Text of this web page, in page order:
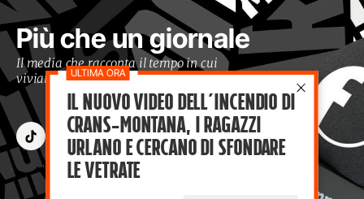
Più che un giornale
Il media che racconta il tempo in cui
viviamo con occhi moderni
Il nuovo video dell’incendio di
Crans-Montana, i ragazzi
Urlano e cercano di sfondare
le vetrate